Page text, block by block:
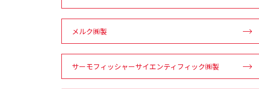
メルク㈱製
サーモフィッシャーサイエンティフィック㈱製